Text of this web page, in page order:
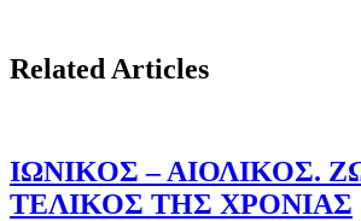
Related Articles
ΙΩΝΙΚΟΣ – ΑΙΟΛΙΚΟΣ.
ΤΕΛΙΚΟΣ ΤΗΣ ΧΡΟΝΙΑΣ